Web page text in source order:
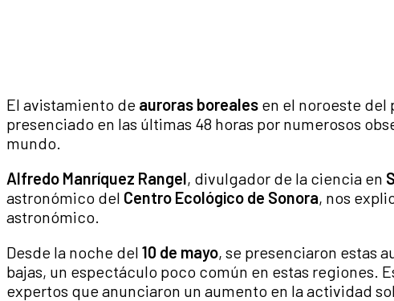
El avistamiento de auroras boreales en el noroeste del
presenciado en las últimas 48 horas por numerosos
mundo.
Alfredo Manríquez Rangel, divulgador de la ciencia en
astronómico del Centro Ecológico de Sonora, nos
astronómico.
Desde la noche del 10 de mayo, se presenciaron estas
bajas, un espectáculo poco común en estas regiones.
expertos que anunciaron un aumento en la actividad